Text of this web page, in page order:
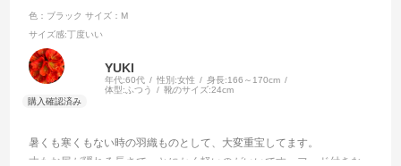
色：ブラック サイズ：M
サイズ感:丁度いい
YUKI
年代:60代 性別:女性 身長:166～170cm
体型: ふつう 靴のサイズ:24cm
暑くも寒くもない時の羽織ものとして、大変重宝してます。
丈もお尻が隠れる長さで、とにかく軽いのがいいです。フード付きな